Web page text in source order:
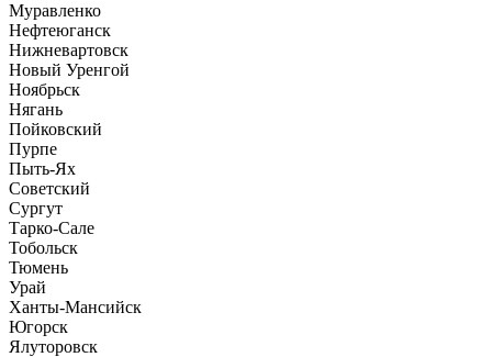
Муравленко
Нефтеюганск
Нижневартовск
Новый Уренгой
Ноябрьск
Нягань
Пойковский
Пурпе
Пыть-Ях
Советский
Сургут
Тарко-Сале
Тобольск
Тюмень
Урай
Ханты-Мансийск
Югорск
Ялуторовск